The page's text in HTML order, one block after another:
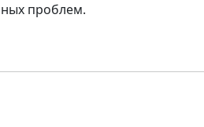
проблем.